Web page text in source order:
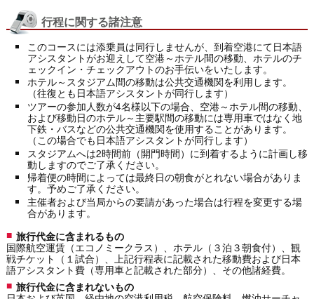
行程に関する諸注意
このコースには添乗員は同行しませんが、到着空港にて日本語
アシスタントがお迎えして空港～ホテル間の移動、ホテルのチ
ェックイン・チェックアウトのお手伝いをいたします。
ホテル～スタジアム間の移動は公共交通機関を利用します。
（往復とも日本語アシスタントが同行します）
ツアーの参加人数が4名様以下の場合、空港～ホテル間の移動、
および移動日のホテル～主要駅間の移動には専用車ではなく地
下鉄・バスなどの公共交通機関を使用することがあります。
（この場合でも日本語アシスタントが同行します）
スタジアムへは2時間前（開門時間）に到着するように計画し移
動しますのでご了承ください。
帰着便の時間によっては最終日の朝食がとれない場合がありま
す。予めご了承ください。
主催者および当局からの要請があった場合は行程を変更する場
合があります。
旅行代金に含まれるもの
国際航空運賃（エコノミークラス）、ホテル（３泊３朝食付）、観
戦チケット（１試合）、上記行程表に記載された移動費および日本
語アシスタント費（専用車と記載された部分）、その他諸経費。
旅行代金に含まれないもの